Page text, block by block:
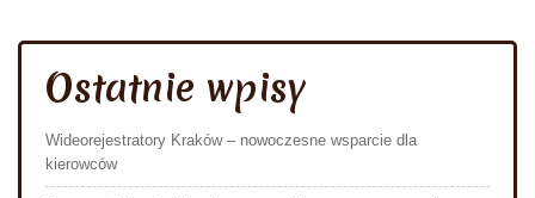
Ostatnie wpisy
Wideorejestratory Kraków – nowoczesne wsparcie dla
kierowców